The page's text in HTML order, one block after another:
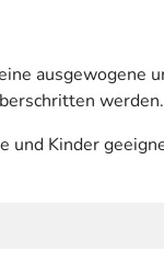
ausgewogene
werden.
und Kinder